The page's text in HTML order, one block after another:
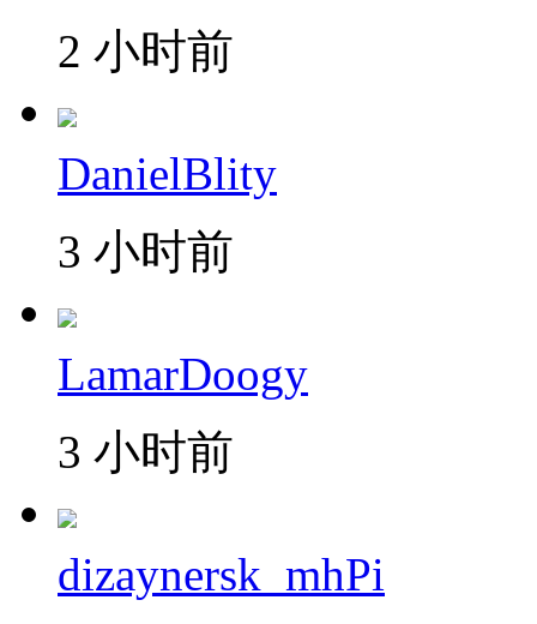
2 小时前
DanielBlity
3 小时前
LamarDoogy
3 小时前
dizaynersk_mhPi